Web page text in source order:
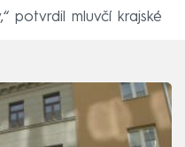
potvrdil mluvčí krajské